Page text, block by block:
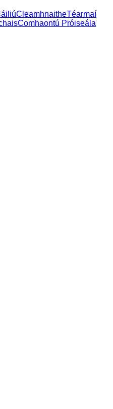
CleamhnaitheTéarmaí
Comhaontú Próiseála